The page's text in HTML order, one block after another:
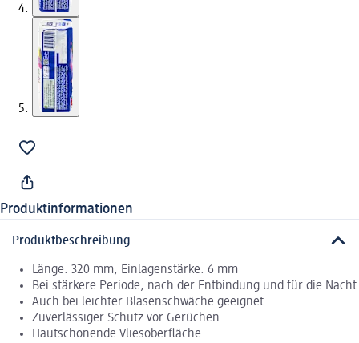
Produktinformationen
Produktbeschreibung
Länge: 320 mm, Einlagenstärke: 6 mm
Bei stärkere Periode, nach der Entbindung und für die Nacht
Auch bei leichter Blasenschwäche geeignet
Zuverlässiger Schutz vor Gerüchen
Hautschonende Vliesoberfläche